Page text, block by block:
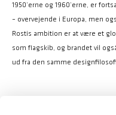
1950’erne og 1960’erne, er
– overvejende i Europa, men
Rostis ambition er at være et
som flagskib, og brandet vil
ud fra den samme